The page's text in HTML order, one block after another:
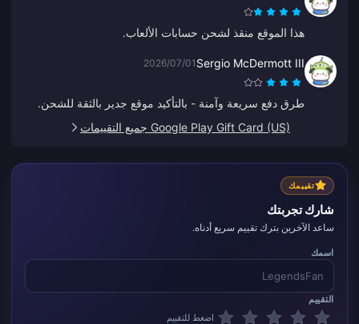
هذا الموقع منقذ لشحن حسابات الألعاب.
Sergio McDermott III
2026/07/01
طرق دفع سريعة وآمنة - بالتأكيد موقع جدير بالثقة للشحن.
Google Play Gift Card (US) جميع التقييمات
تقييمك
شارك تجربتك
ساعد الآخرين بترك تقييم سريع أدناه.
اسمك
التقييم
اضغط للتقييم